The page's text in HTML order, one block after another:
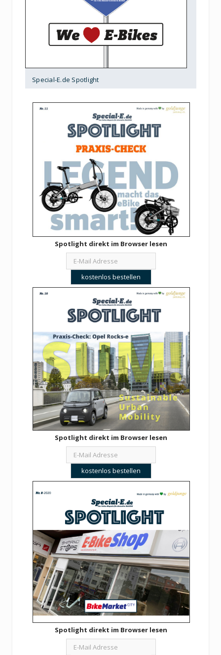
Special-E.de Spotlight
Spotlight direkt im Browser lesen
Spotlight direkt im Browser lesen
Spotlight direkt im Browser lesen